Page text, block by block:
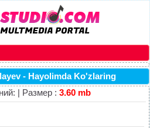
- Hayolimda Ko'zlaring
| Размер : 3.60 mb